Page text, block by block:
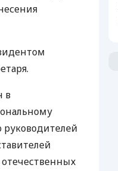
в
руководителей